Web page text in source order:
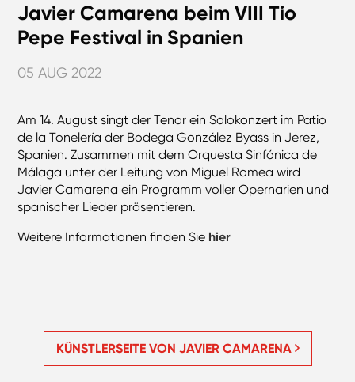
Javier Camarena beim VIII Tio
Pepe Festival in Spanien
05 AUG 2022
Am 14. August singt der Tenor ein Solokonzert im Patio
de la Tonelería der Bodega González Byass in Jerez,
Spanien. Zusammen mit dem Orquesta Sinfónica de
Málaga unter der Leitung von Miguel Romea wird
Javier Camarena ein Programm voller Opernarien und
spanischer Lieder präsentieren.
Weitere Informationen finden Sie hier
KÜNSTLERSEITE VON JAVIER CAMARENA